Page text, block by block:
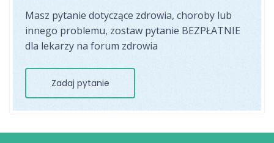
Masz pytanie dotyczące zdrowia, choroby lub
innego problemu, zostaw pytanie BEZPŁATNIE
dla lekarzy na forum zdrowia
Zadaj pytanie